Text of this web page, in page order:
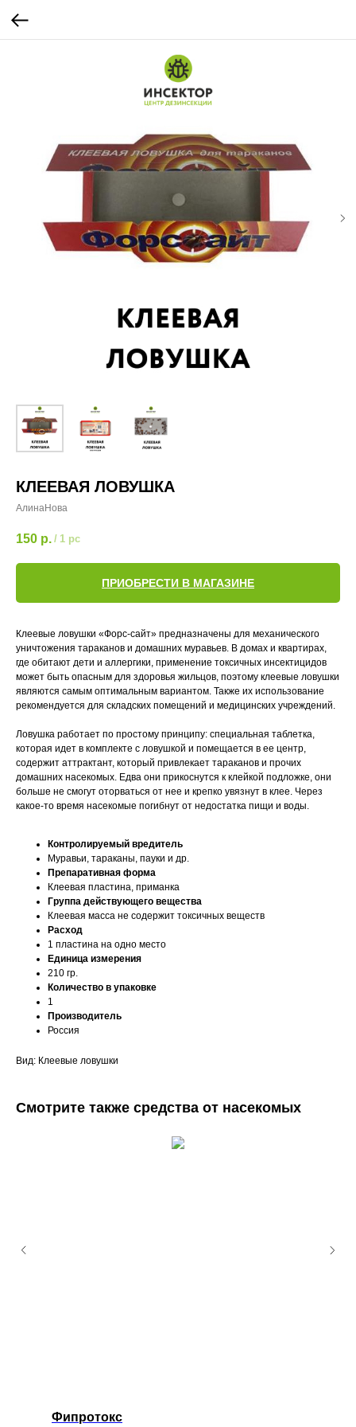
КЛЕЕВАЯ ЛОВУШКА
АлинаНова
150 р. / 1 pc
ПРИОБРЕСТИ В МАГАЗИНЕ
Клеевые ловушки «Форс-сайт» предназначены для механического
уничтожения тараканов и домашних муравьев. В домах и квартирах,
где обитают дети и аллергики, применение токсичных инсектицидов
может быть опасным для здоровья жильцов, поэтому клеевые ловушки
являются самым оптимальным вариантом. Также их использование
рекомендуется для складских помещений и медицинских учреждений.
Ловушка работает по простому принципу: специальная таблетка,
которая идет в комплекте с ловушкой и помещается в ее центр,
содержит аттрактант, который привлекает тараканов и прочих
домашних насекомых. Едва они прикоснутся к клейкой подложке, они
больше не смогут оторваться от нее и крепко увязнут в клее. Через
какое-то время насекомые погибнут от недостатка пищи и воды.
Контролируемый вредитель
Муравьи, тараканы, пауки и др.
Препаративная форма
Клеевая пластина, приманка
Группа действующего вещества
Клеевая масса не содержит токсичных веществ
Расход
1 пластина на одно место
Единица измерения
210 гр.
Количество в упаковке
1
Производитель
Россия
Вид: Клеевые ловушки
Смотрите также средства от насекомых
Фипротокс